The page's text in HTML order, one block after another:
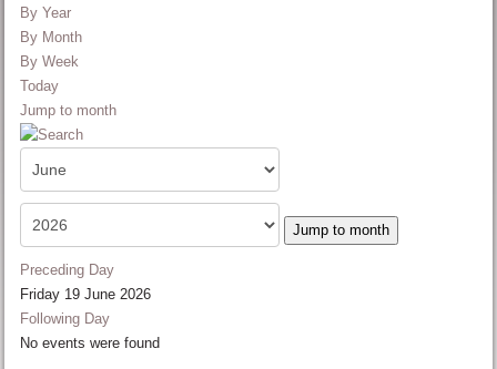
By Year
By Month
By Week
Today
Jump to month
Jump to month
Preceding Day
Friday 19 June 2026
Following Day
No events were found